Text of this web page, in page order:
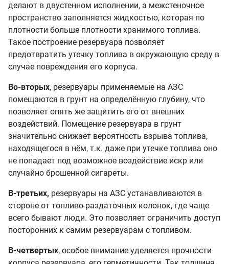
делают в двустенном исполнении, а межстеночное
пространство заполняется жидкостью, которая по
плотности больше плотности хранимого топлива.
Такое построение резервуара позволяет
предотвратить утечку топлива в окружающую среду в
случае повреждения его корпуса.
Во-вторых, резервуары применяемые на АЗС
помещаются в грунт на определённую глубину, что
позволяет опять же защитить его от внешних
воздействий. Помещение резервуара в грунт
значительно снижает вероятность взрыва топлива,
находящегося в нём, т.к. даже при утечке топлива оно
не попадает под возможное воздействие искр или
случайно брошенной сигареты.
В-третьих, резервуары на АЗС устанавливаются в
стороне от топливо-раздаточных колонок, где чаще
всего бывают люди. Это позволяет ограничить доступ
посторонних к самим резервуарам с топливом.
В-четвертых, особое внимание уделяется прочности